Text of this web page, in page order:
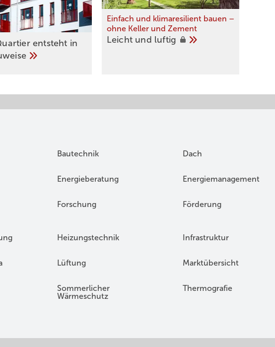
entsteht in
Einfach und klimaresilient bauen –
ohne Keller und Zement
Leicht und luftig
Bautechnik Dach
Energieberatung Energiemanagement
Forschung Förderung
Heizungstechnik Infrastruktur
Lüftung Marktübersicht
Sommerlicher
Wärmeschutz
Thermografie